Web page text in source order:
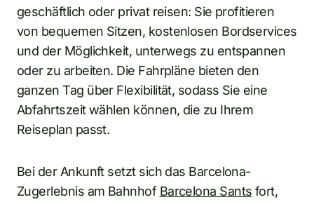
geschäftlich oder privat reisen: Sie profitieren
von bequemen Sitzen, kostenlosen Bordservices
und der Möglichkeit, unterwegs zu entspannen
oder zu arbeiten. Die Fahrpläne bieten den
ganzen Tag über Flexibilität, sodass Sie eine
Abfahrtszeit wählen können, die zu Ihrem
Reiseplan passt.
Bei der Ankunft setzt sich das Barcelona-
Zugerlebnis am Bahnhof Barcelona Sants fort,